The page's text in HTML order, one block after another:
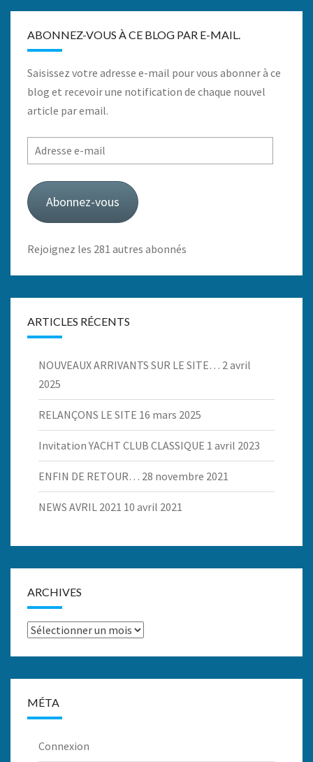
ABONNEZ-VOUS À CE BLOG PAR E-MAIL.
Saisissez votre adresse e-mail pour vous abonner à ce
blog et recevoir une notification de chaque nouvel
article par email.
Adresse
e-
mail
Abonnez-vous
Rejoignez les 281 autres abonnés
ARTICLES RÉCENTS
NOUVEAUX ARRIVANTS SUR LE SITE… 2 avril
2025
RELANÇONS LE SITE 16 mars 2025
Invitation YACHT CLUB CLASSIQUE 1 avril 2023
ENFIN DE RETOUR… 28 novembre 2021
NEWS AVRIL 2021 10 avril 2021
ARCHIVES
Archives
MÉTA
Connexion